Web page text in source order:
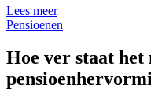
Lees meer
Pensioenen
Hoe ver staat het